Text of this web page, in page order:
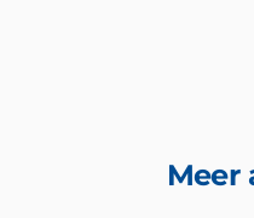
Meer